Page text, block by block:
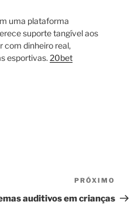
uma plataforma
suporte tangível aos
com dinheiro real,
esportivas. 20bet
post
PRÓXIMO
auditivos em crianças